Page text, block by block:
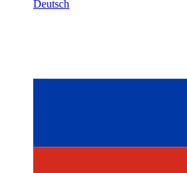
Deutsch